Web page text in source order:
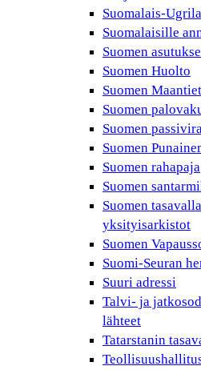
Suomalais-
Suomalaisille
Suomen
Suomen Huolto
Suomen
Suomen
Suomen
Suomen
Suomen rahapaja
Suomen
Suomen
yksityisarkistot
Suomen
Suomi-Seuran
Suuri adressi
Talvi- ja
lähteet
Tatarstanin